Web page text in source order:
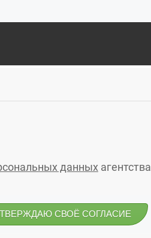
2-Й ЭТАЖ, (4012) 77-12-32
данных агентства
СВОЁ СОГЛАСИЕ